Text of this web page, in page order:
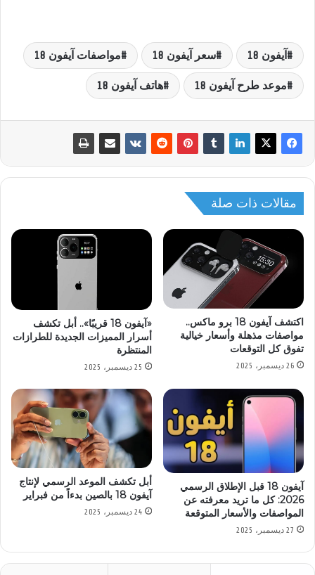
آيفون 18 سعر آيفون 18 مواصفات آيفون 18
موعد طرح آيفون 18 هاتف آيفون 18
مقالات ذات صلة
اكتشف آيفون 18 برو ماكس..
مواصفات مذهلة وأسعار خيالية
تفوق كل التوقعات
26 ديسمبر، 2025
«آيفون 18 قريبًا».. أبل تكشف
أسرار المميزات الجديدة للطرازات
المنتظرة
25 ديسمبر، 2025
آيفون 18 قبل الإطلاق الرسمي
2026: كل ما تريد معرفته عن
المواصفات والأسعار المتوقعة
27 ديسمبر، 2025
أبل تكشف الموعد الرسمي لإنتاج
آيفون 18 بالصين بدءاً من فبراير
24 ديسمبر، 2025